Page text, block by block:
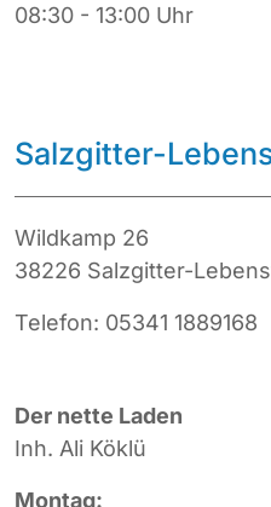
08:30 - 13:00 Uhr
Salzgitter-
Wildkamp 26
38226 Salzgitter-
Telefon: 05341 1889168
Der nette Laden
Inh. Ali Köklü
Montag: